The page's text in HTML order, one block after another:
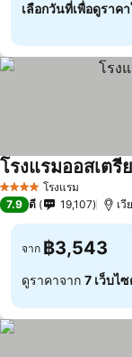
เลือกวันที่เพื่อดูราค
4 ดาว โรงแรม
โรงแรมออสเตรี
7.9 ดี 19,107 เวี
จาก ฿3,543
ดูราคาจาก 7 เว็บไ